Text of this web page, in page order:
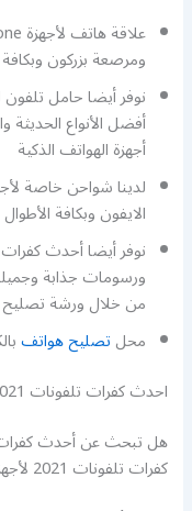
ومرصعة بزركون
نوفر أيضا حامل
أفضل الأنواع الحديثة
أجهزة الهواتف الذكية
الايفون وبكافة
ورسومات جذابة
من خلال ورشة تصليح
محلتصليح هواتف
احدث كفرات تلفونات 2021
كفرات تلفونات 2021 لأجهزة الهواتف والتابلت